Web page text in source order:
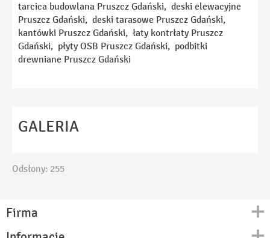
Telefon
Temat
tarcica budowlana Pruszcz Gdański, deski elewacyjne
Pruszcz Gdański, deski tarasowe Pruszcz Gdański,
kantówki Pruszcz Gdański, łaty kontrłaty Pruszcz
Gdański, płyty OSB Pruszcz Gdański, podbitki
drewniane Pruszcz Gdański
GALERIA
Odsłony: 255
Firma